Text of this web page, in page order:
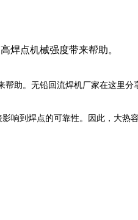
焊点机械强度带来帮助。
帮助。无铅回流焊机厂家在这里分
响到焊点的可靠性。因此，大热